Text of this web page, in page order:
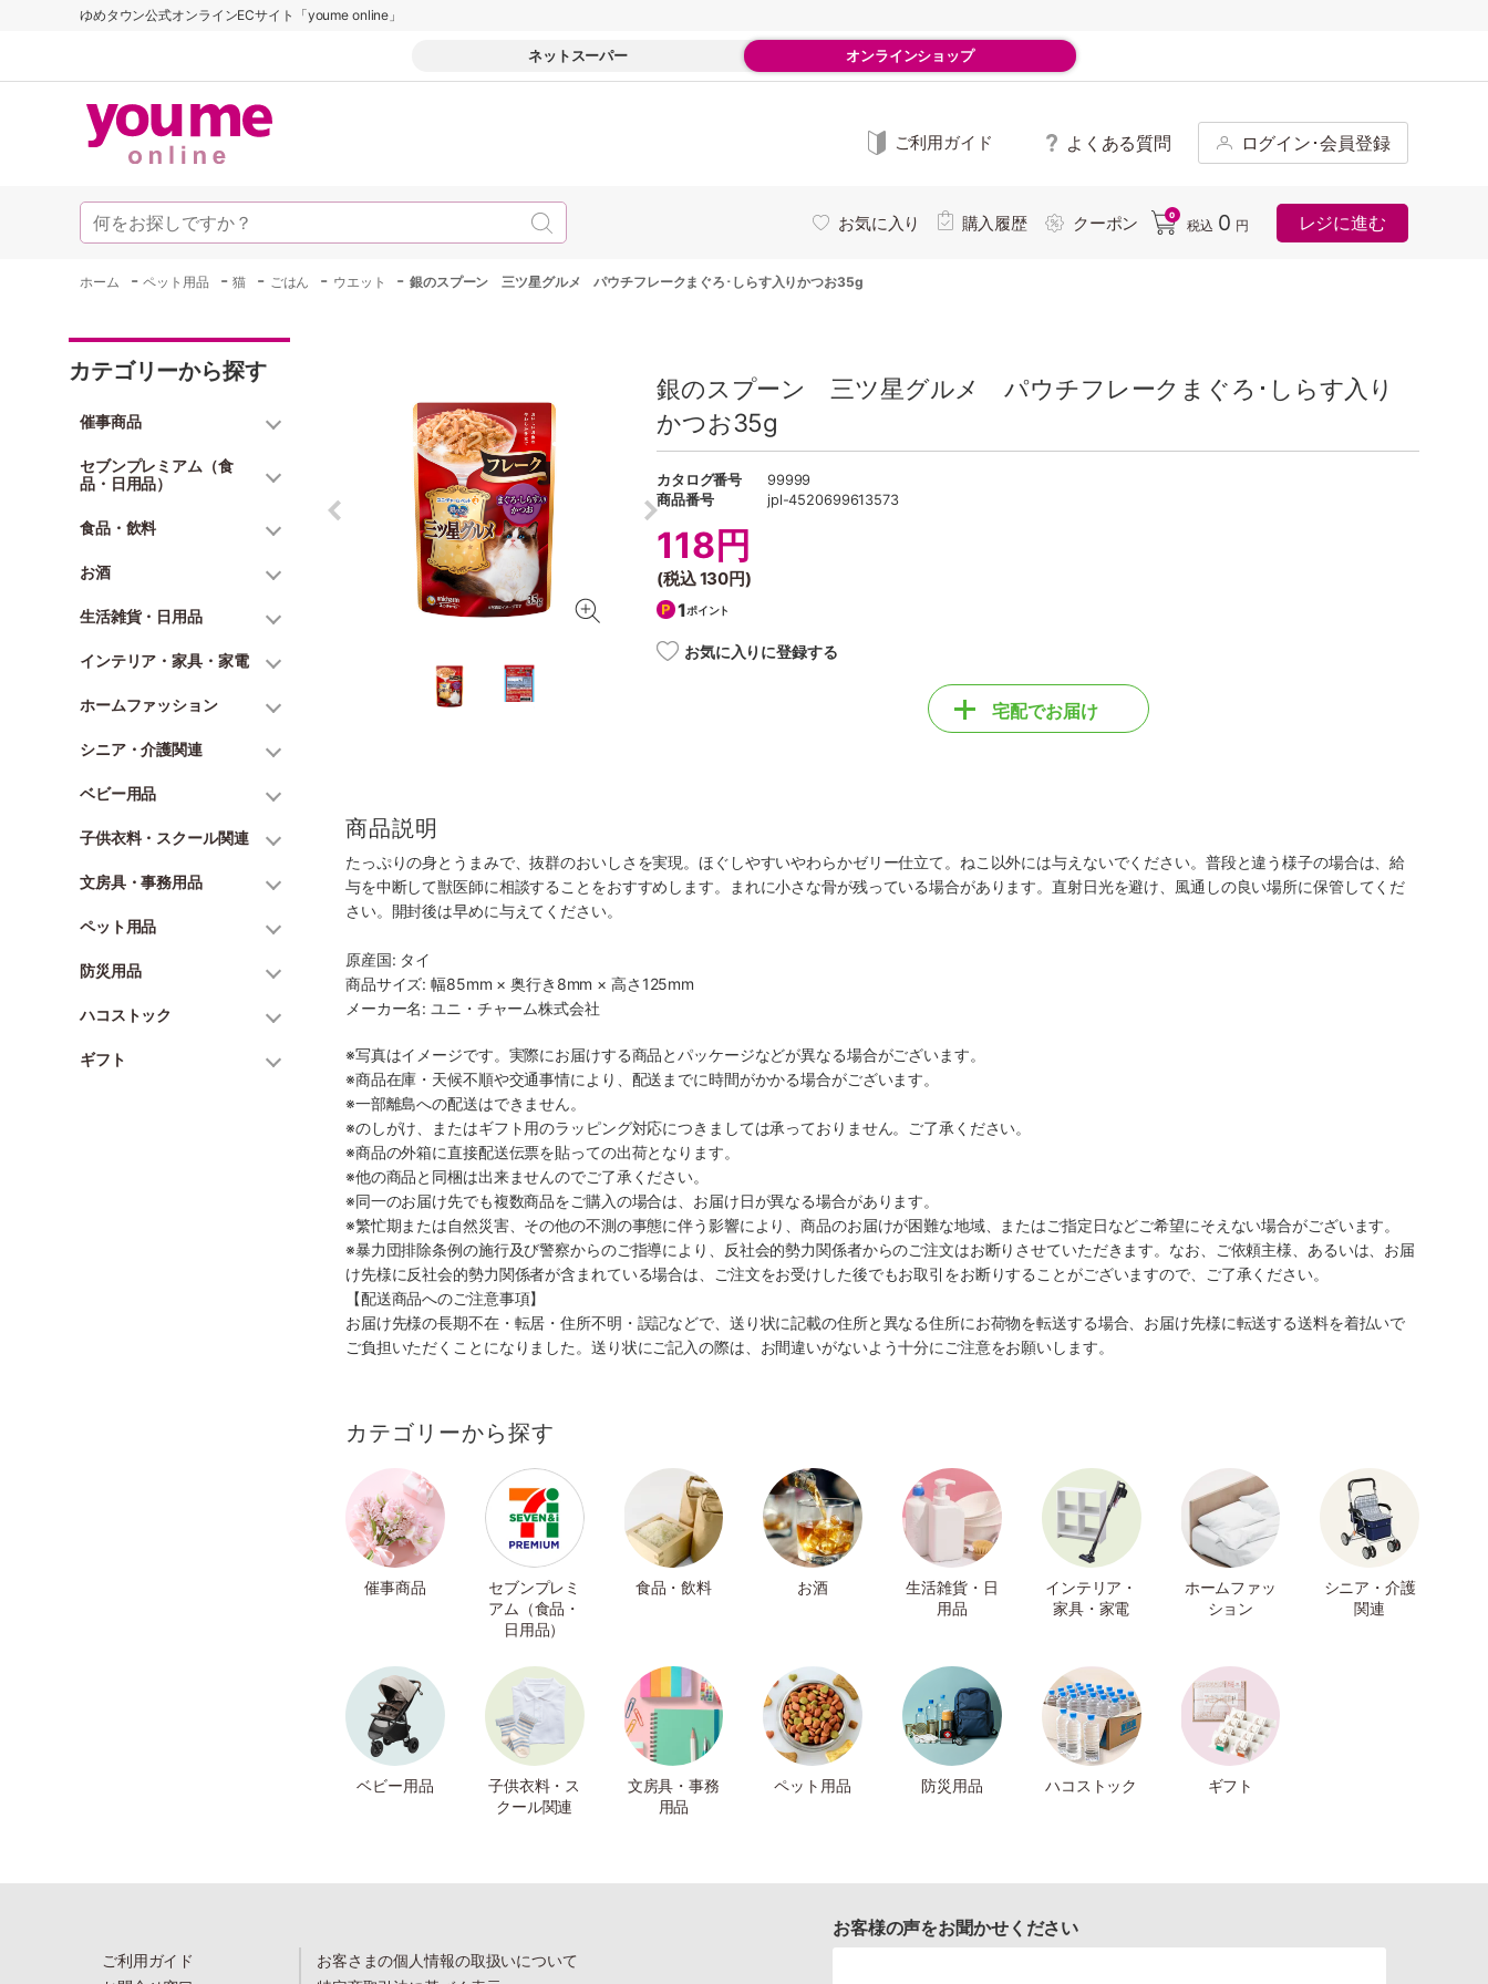
ゆめタウン公式オンラインECサイト「youme online」
ネットスーパー オンラインショップ
ご利用ガイド よくある質問 ログイン･会員登録
お気に入り 購入履歴 クーポン 0
税込 0 円 レジに進む
ホーム -ペット用品 -猫 - ごはん - ウエット -銀のスプーン 三ツ星グルメ パウチフレークまぐろ･しらす入りかつお35g
カテゴリーから探す
催事商品
セブンプレミアム（食
品・日用品）
食品・飲料
お酒
生活雑貨・日用品
インテリア・家具・家電
ホームファッション
シニア・介護関連
ベビー用品
子供衣料・スクール関連
文房具・事務用品
ペット用品
防災用品
ハコストック
ギフト
銀のスプーン 三ツ星グルメ パウチフレークまぐろ･しらす入り
かつお35g
カタログ番号
99999
商品番号
jpl-4520699613573
118円
(税込130円)
1ポイント
お気に入りに登録する
宅配でお届け
商品説明
たっぷりの身とうまみで、抜群のおいしさを実現。ほぐしやすいやわらかゼリー仕立て。ねこ以外には与えないでください。普段と違う様子の場合は、給
与を中断して獣医師に相談することをおすすめします。まれに小さな骨が残っている場合があります。直射日光を避け、風通しの良い場所に保管してくだ
さい。開封後は早めに与えてください。
原産国: タイ
商品サイズ: 幅85mm × 奥行き8mm × 高さ125mm
メーカー名: ユニ・チャーム株式会社
※写真はイメージです。実際にお届けする商品とパッケージなどが異なる場合がございます。
※商品在庫・天候不順や交通事情により、配送までに時間がかかる場合がございます。
※一部離島への配送はできません。
※のしがけ、またはギフト用のラッピング対応につきましては承っておりません。ご了承ください。
※商品の外箱に直接配送伝票を貼っての出荷となります。
※他の商品と同梱は出来ませんのでご了承ください。
※同一のお届け先でも複数商品をご購入の場合は、お届け日が異なる場合があります。
※繁忙期または自然災害、その他の不測の事態に伴う影響により、商品のお届けが困難な地域、またはご指定日などご希望にそえない場合がございます。
※暴力団排除条例の施行及び警察からのご指導により、反社会的勢力関係者からのご注文はお断りさせていただきます。なお、ご依頼主様、あるいは、お届
け先様に反社会的勢力関係者が含まれている場合は、ご注文をお受けした後でもお取引をお断りすることがございますので、ご了承ください。
【配送商品へのご注意事項】
お届け先様の長期不在・転居・住所不明・誤記などで、送り状に記載の住所と異なる住所にお荷物を転送する場合、お届け先様に転送する送料を着払いで
ご負担いただくことになりました。送り状にご記入の際は、お間違いがないよう十分にご注意をお願いします。
カテゴリーから探す
催事商品
セブンプレミ
アム（食品・
日用品）
食品・飲料 お酒
生活雑貨・日
用品
インテリア・
家具・家電
ホームファッ
ション
シニア・介護
関連
ベビー用品
子供衣料・ス
クール関連
文房具・事務
用品
ペット用品 防災用品 ハコストック ギフト
ご利用ガイド
お客さまの個人情報の取扱いについて
お客様の声をお聞かせください